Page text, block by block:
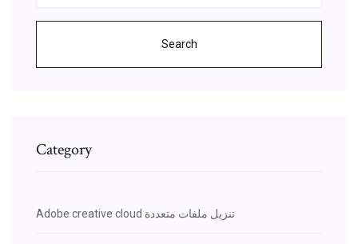
Search
Category
Adobe creative cloud تنزيل ملفات متعددة